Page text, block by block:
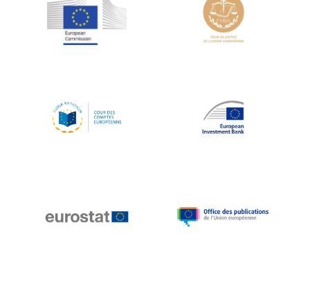
Jean-Louis Schiltz
Jean-Victor Louis
Johnny Åkerholm
Katharien L.C. Hunt